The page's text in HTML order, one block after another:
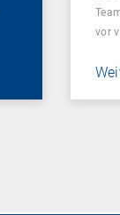
vor